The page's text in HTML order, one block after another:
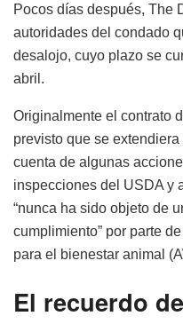
Pocos días después, The
autoridades del condado
desalojo, cuyo plazo se
abril.
Originalmente el contrato
previsto que se
cuenta de algunas
inspecciones del USDA y
“nunca ha sido objeto de
cumplimiento” por parte
para el bienestar animal
El recuerdo